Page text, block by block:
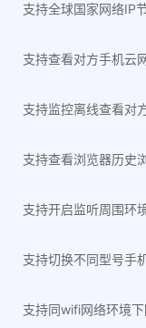
支持全球国家网络IP
支持查看对方手机云
支持监控离线查看对
支持查看浏览器历史
支持开启监听周围环
支持切换不同型号手
支持同wifi网络环境下